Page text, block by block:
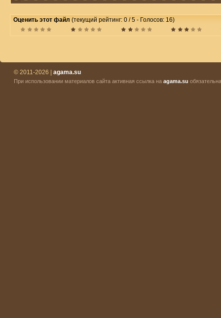
Оценить этот файл (текущий рейтинг: 0 / 5 - Голосов: 16)
© 2011-2026 | agama.su
При использовании материалов сайта активная ссылка на agama.su